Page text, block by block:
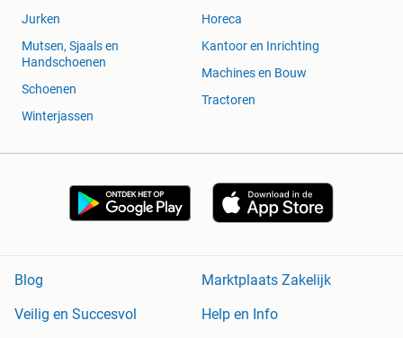
Jurken
Mutsen, Sjaals en
Handschoenen
Schoenen
Winterjassen
Horeca
Kantoor en Inrichting
Machines en Bouw
Tractoren
Blog
Marktplaats Zakelijk
Veilig en Succesvol
Help en Info